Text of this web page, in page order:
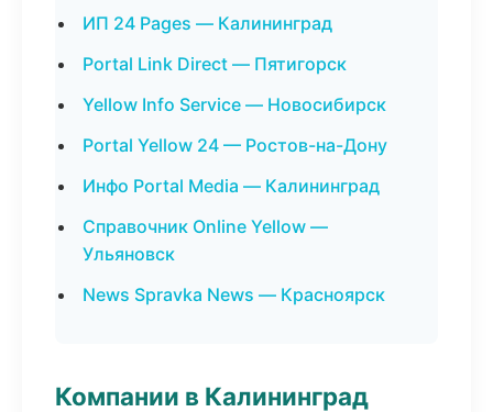
ИП 24 Pages — Калининград
Portal Link Direct — Пятигорск
Yellow Info Service — Новосибирск
Portal Yellow 24 — Ростов-на-Дону
Инфо Portal Media — Калининград
Справочник Online Yellow —
Ульяновск
News Spravka News — Красноярск
Компании в Калининград